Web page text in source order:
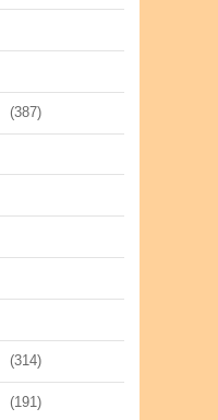
(387)
(314)
(191)